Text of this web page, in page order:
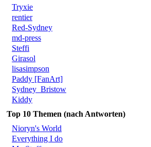
Tryxie
rentier
Red-Sydney
md-press
Steffi
Girasol
lisasimpson
Paddy [FanArt]
Sydney_Bristow
Kiddy
Top 10 Themen (nach Antworten)
Nioryn's World
Everything I do